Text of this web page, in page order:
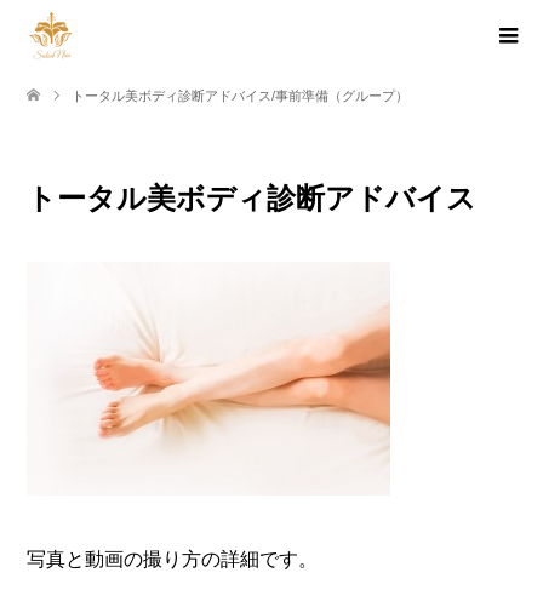
トータル美ボディ診断アドバイス/事前準備（グループ）
トータル美ボディ診断アドバイス
写真と動画の撮り方の詳細です。